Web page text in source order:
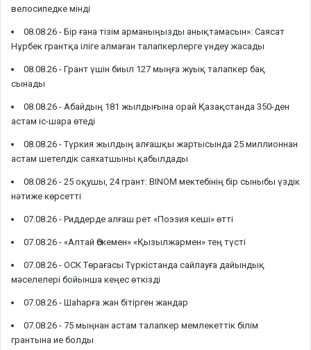
велосипедке мінді
08.08.26 - Бір ғана тізім арманыңызды анықтамасын»: Саясат
Нұрбек грантқа іліге алмаған талапкерлерге үндеу жасады
08.08.26 - Грант үшін биыл 127 мыңға жуық талапкер бақ
сынады
08.08.26 - Абайдың 181 жылдығына орай Қазақстанда 350-ден
астам іс-шара өтеді
08.08.26 -Түркия жылдың алғашқы жартысында 25 миллионнан
астам шетелдік саяхатшыны қабылдады
08.08.26 - 25 оқушы, 24 грант: BINOM мектебінің бір сыныбы үздік
нәтиже көрсетті
07.08.26 - Риддерде алғаш рет «Поэзия кеші» өтті
07.08.26 - «Алтай Өскемен» «Қызылжармен» тең түсті
07.08.26 - ОСК Төрағасы Түркістанда сайлауға дайындық
мәселелері бойынша кеңес өткізді
07.08.26 - Шаһарға жан бітірген жандар
07.08.26 - 75 мыңнан астам талапкер мемлекеттік білім
грантына ие болды